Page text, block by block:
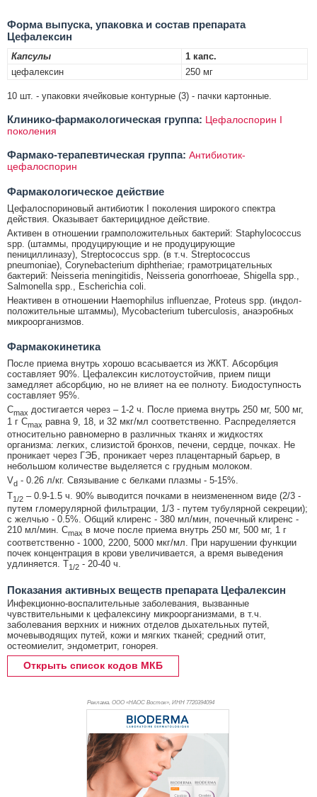
Форма выпуска, упаковка и состав препарата
Цефалексин
Капсулы
1 капс.
цефалексин
250 мг
10 шт. - упаковки ячейковые контурные (3) - пачки картонные.
Клинико-фармакологическая группа: Цефалоспорин I
поколения
Фармако-терапевтическая группа: Антибиотик-
цефалоспорин
Фармакологическое действие
Цефалоспориновый антибиотик I поколения широкого спектра
действия. Оказывает бактерицидное действие.
Активен в отношении грамположительных бактерий: Staphylococcus
spp. (штаммы, продуцирующие и не продуцирующие
пенициллиназу), Streptococcus spp. (в т.ч. Streptococcus
pneumoniae), Corynebacterium diphtheriae; грамотрицательных
бактерий: Neisseria meningitidis, Neisseria gonorrhoeae, Shigella spp.,
Salmonella spp., Escherichia coli.
Неактивен в отношении Haemophilus influenzae, Proteus spp. (индол-
положительные штаммы), Mycobacterium tuberculosis, анаэробных
микроорганизмов.
Фармакокинетика
После приема внутрь хорошо всасывается из ЖКТ. Абсорбция
составляет 90%. Цефалексин кислотоустойчив, прием пищи
замедляет абсорбцию, но не влияет на ее полноту. Биодоступность
составляет 95%.
Cmax достигается через – 1-2 ч. После приема внутрь 250 мг, 500 мг,
1 г Cmax равна 9, 18, и 32 мкг/мл соответственно. Распределяется
относительно равномерно в различных тканях и жидкостях
организма: легких, слизистой бронхов, печени, сердце, почках. Не
проникает через ГЭБ, проникает через плацентарный барьер, в
небольшом количестве выделяется с грудным молоком.
Vd - 0.26 л/кг. Связывание с белками плазмы - 5-15%.
T1/2 – 0.9-1.5 ч. 90% выводится почками в неизмененном виде (2/3 -
путем гломерулярной фильтрации, 1/3 - путем тубулярной секреции);
с желчью - 0.5%. Общий клиренс - 380 мл/мин, почечный клиренс -
210 мл/мин. Cmax в моче после приема внутрь 250 мг, 500 мг, 1 г
соответственно - 1000, 2200, 5000 мкг/мл. При нарушении функции
почек концентрация в крови увеличивается, а время выведения
удлиняется. T1/2 - 20-40 ч.
Показания активных веществ препарата Цефалексин
Инфекционно-воспалительные заболевания, вызванные
чувствительными к цефалексину микроорганизмами, в т.ч.
заболевания верхних и нижних отделов дыхательных путей,
мочевыводящих путей, кожи и мягких тканей; средний отит,
остеомиелит, эндометрит, гонорея.
Открыть список кодов МКБ
Реклама. ООО «НАОС Восток», ИНН 7720394094